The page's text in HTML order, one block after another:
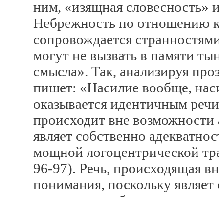
ним, «изящная словесность»
Небрежность по отношению
сопровождается
могут не вызвать в памяти
смысла». Так, анализируя
пишет: «Насилие вообще,
оказывается идентичным
происходит вне возможности
являет собственно
мощной логоцентрической
96-97). Речь, происходящая
понимания, поскольку являет